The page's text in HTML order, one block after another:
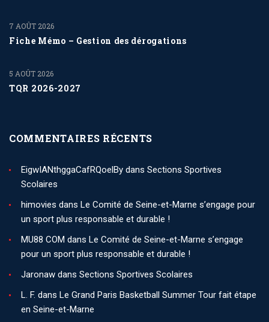
Fiche Mémo – Gestion des dérogations
7 AOÛT 2026
TQR 2026-2027
5 AOÛT 2026
COMMENTAIRES RÉCENTS
EigwIANthggaCafRQoelBy dans Sections Sportives
Scolaires
himovies dans Le Comité de Seine-et-Marne s’engage pour
un sport plus responsable et durable !
MU88 COM dans Le Comité de Seine-et-Marne s’engage
pour un sport plus responsable et durable !
Jaronaw dans Sections Sportives Scolaires
L. F. dans Le Grand Paris Basketball Summer Tour fait étape
en Seine-et-Marne